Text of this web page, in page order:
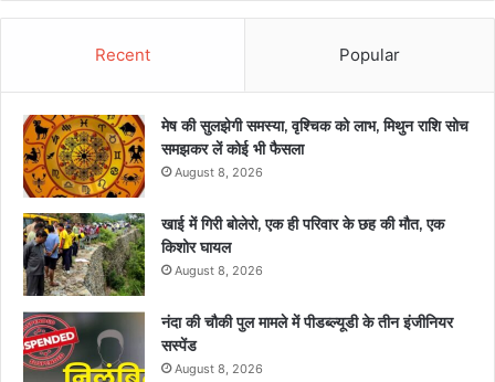
Recent Popular
मेष की सुलझेगी समस्या, वृश्चिक को लाभ, मिथुन राशि सोच
समझकर लें कोई भी फैसला
August 8, 2026
खाई में गिरी बोलेरो, एक ही परिवार के छह की मौत, एक
किशोर घायल
August 8, 2026
नंदा की चौकी पुल मामले में पीडब्ल्यूडी के तीन इंजीनियर
सस्पेंड
August 8, 2026